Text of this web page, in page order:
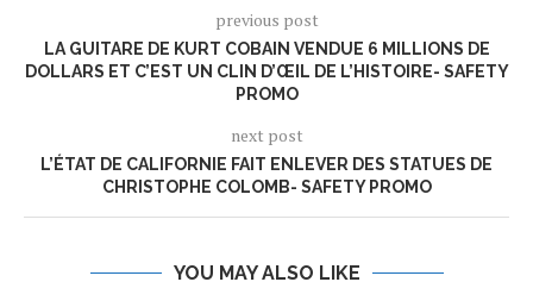
previous post
LA GUITARE DE KURT COBAIN VENDUE 6 MILLIONS DE
DOLLARS ET C’EST UN CLIN D’ŒIL DE L’HISTOIRE- SAFETY
PROMO
next post
L’ÉTAT DE CALIFORNIE FAIT ENLEVER DES STATUES DE
CHRISTOPHE COLOMB- SAFETY PROMO
YOU MAY ALSO LIKE